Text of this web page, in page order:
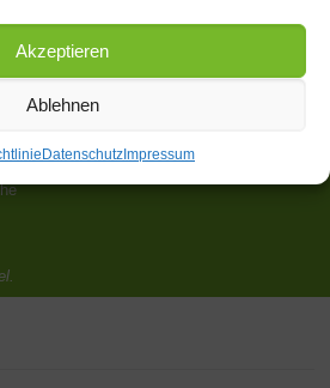
Akzeptieren
Ablehnen
Datenschutz Impressum
auf das neue Überraschen.
macht deine Nacht zu einem
und Bettdecke aus Tencell